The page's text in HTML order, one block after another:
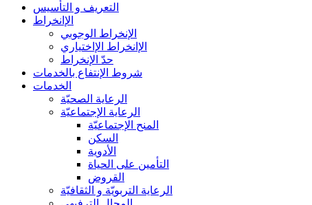
التعريف و التأسيس
الإانخراط
الإنخراط الوجوبي
الإانخراط الإاختياري
حدّ الإنخراط
شروط الإنتفاع بالخدمات
الخدمات
الرعاية الصحيّة
الرعاية الإجتماعيّة
المنح الإجتماعيّة
السكن
الأدوية
التأمين على الحياة
القروض
الرعاية التربويّة و الثقافيّة